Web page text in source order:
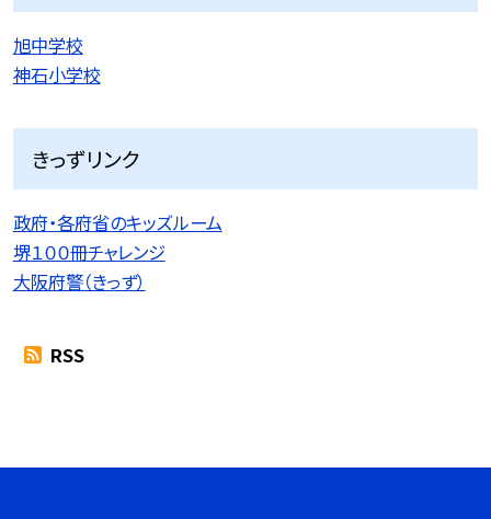
旭中学校
神石小学校
きっずリンク
政府・各府省のキッズルーム
堺１００冊チャレンジ
大阪府警（きっず）
RSS